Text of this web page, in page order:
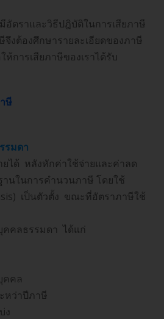
อัตราและวิธีปฎิบัติในการเสียภาษี
งต้องศึกษารายละเอียดของภาษี
ห้การเสียภาษีของเราได้รับ
ษี
รมดา
ได้ หลังหักค่าใช้จ่ายและค่าลด
นในการคำนวนภาษี โดยใช้
เป็นตัวตั้ง ขณะที่อัตราภาษีใช้
คคลธรรมดา ได้แก่
คล
หว่าปีภาษี
ง